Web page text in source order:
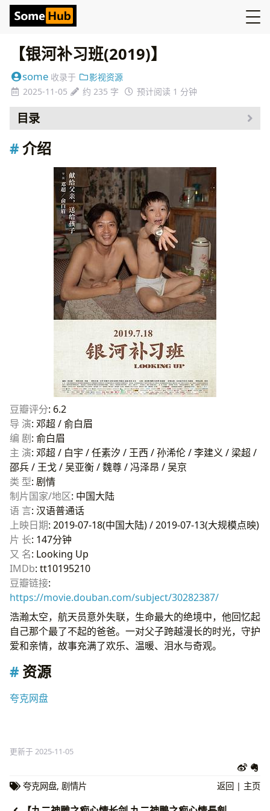
【银河补习班(2019)】
some 收录于
影视资源
2025-11-05
约 235 字 预计阅读 1 分钟
目录
介绍
资源
介绍
豆瓣评分: 6.2
导 演: 邓超 / 俞白眉
编 剧: 俞白眉
主 演: 邓超 / 白宇 / 任素汐 / 王西 / 孙浠伦 / 李建义 / 梁超 /
邵兵 / 王戈 / 吴亚衡 / 魏尊 / 冯泽昂 / 吴京
类 型: 剧情
制片国家/地区: 中国大陆
语 言: 汉语普通话
上映日期: 2019-07-18(中国大陆) / 2019-07-13(大规模点映)
片 长: 147分钟
又 名: Looking Up
IMDb: tt10195210
豆瓣链接:
https://movie.douban.com/subject/30282387/
浩瀚太空，航天员意外失联，生命最大的绝境中，他回忆起
自己那个最了不起的爸爸。一对父子跨越漫长的时光，守护
爱和亲情，故事充满了欢乐、温暖、泪水与奇观。
资源
夸克网盘
更新于 2025-11-05
夸克网盘, 剧情片 返回 | 主页